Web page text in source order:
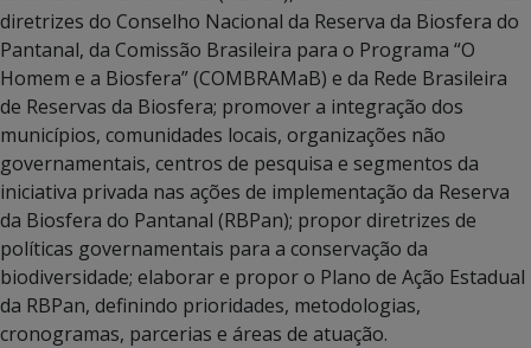
diretrizes do Conselho Nacional da Reserva da Biosfera do
Pantanal, da Comissão Brasileira para o Programa “O
Homem e a Biosfera” (COMBRAMaB) e da Rede Brasileira
de Reservas da Biosfera; promover a integração dos
municípios, comunidades locais, organizações não
governamentais, centros de pesquisa e segmentos da
iniciativa privada nas ações de implementação da Reserva
da Biosfera do Pantanal (RBPan); propor diretrizes de
políticas governamentais para a conservação da
biodiversidade; elaborar e propor o Plano de Ação Estadual
da RBPan, definindo prioridades, metodologias,
cronogramas, parcerias e áreas de atuação.